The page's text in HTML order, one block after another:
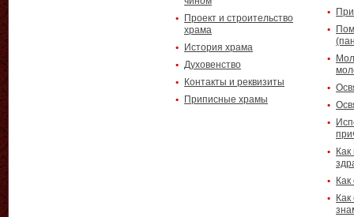
Проект и строительство
храма
История храма
Духовенство
Контакты и реквизиты
Приписные храмы
Как